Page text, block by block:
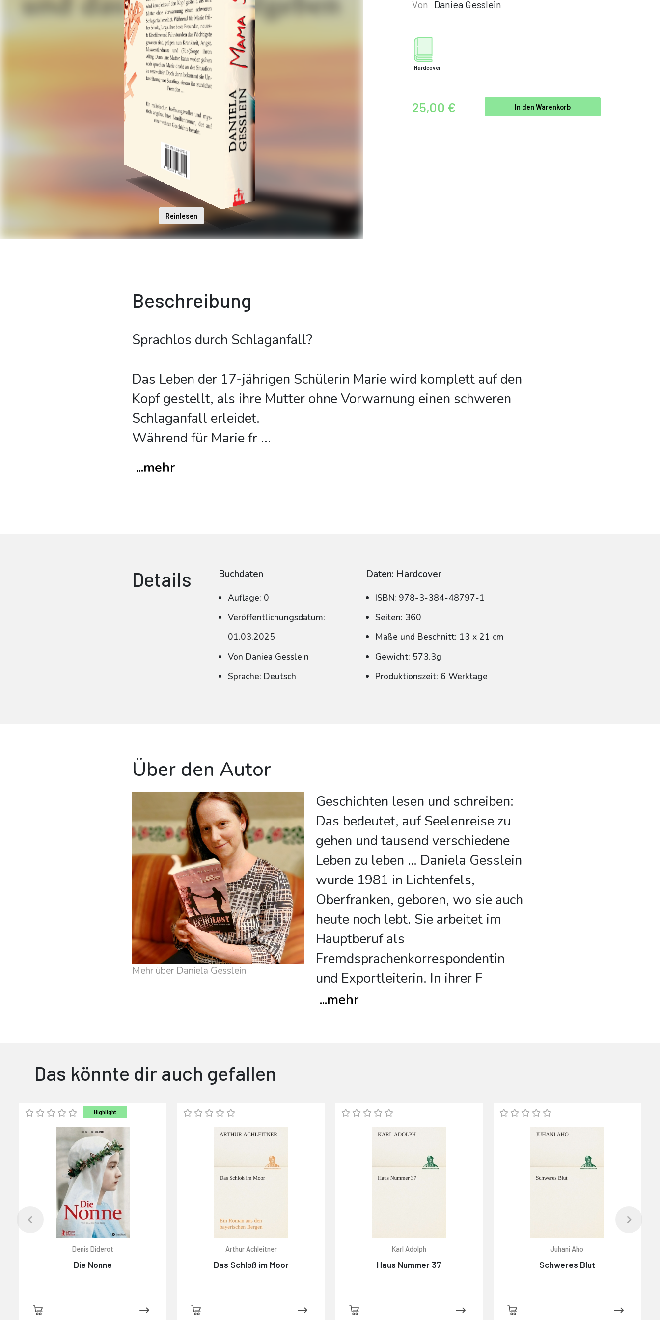
Reinlesen
Von Daniea Gesslein
Hardcover
25,00 € In den Warenkorb
Beschreibung
Sprachlos durch Schlaganfall?
Das Leben der 17-jährigen Schülerin Marie wird komplett auf den
Kopf gestellt, als ihre Mutter ohne Vorwarnung einen schweren
Schlaganfall erleidet.
Während für Marie fr...
...mehr
Details Buchdaten
Auflage: 0
Veröffentlichungsdatum:
01.03.2025
Von Daniea Gesslein
Sprache: Deutsch
Daten: Hardcover
ISBN: 978-3-384-48797-1
Seiten: 360
Maße und Beschnitt: 13 x 21 cm
Gewicht: 573,3g
Produktionszeit: 6 Werktage
Über den Autor
Mehr über Daniela Gesslein
Geschichten lesen und schreiben:
Das bedeutet, auf Seelenreise zu
gehen und tausend verschiedene
Leben zu leben … Daniela Gesslein
wurde 1981 in Lichtenfels,
Oberfranken, geboren, wo sie auch
heute noch lebt. Sie arbeitet im
Hauptberuf als
Fremdsprachenkorrespondentin
und Exportleiterin. In ihrer F
...mehr
Das könnte dir auch gefallen
Highlight
Denis Diderot
Die Nonne
Arthur Achleitner
Das Schloß im Moor
Karl Adolph
Haus Nummer 37
Juhani Aho
Schweres Blut